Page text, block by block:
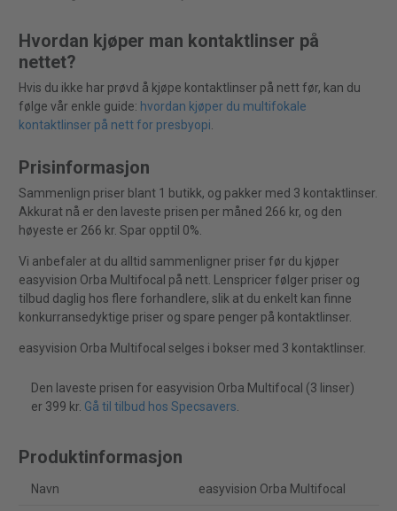
Hvordan kjøper man kontaktlinser på
nettet?
Hvis du ikke har prøvd å kjøpe kontaktlinser på nett før, kan du
følge vår enkle guide: hvordan kjøper du multifokale
kontaktlinser på nett for presbyopi.
Prisinformasjon
Sammenlign priser blant 1 butikk, og pakker med 3 kontaktlinser.
Akkurat nå er den laveste prisen per måned 266 kr, og den
høyeste er 266 kr. Spar opptil 0%.
Vi anbefaler at du alltid sammenligner priser før du kjøper
easyvision Orba Multifocal på nett. Lenspricer følger priser og
tilbud daglig hos flere forhandlere, slik at du enkelt kan finne
konkurransedyktige priser og spare penger på kontaktlinser.
easyvision Orba Multifocal selges i bokser med 3 kontaktlinser.
Den laveste prisen for easyvision Orba Multifocal (3 linser)
er 399 kr. Gå til tilbud hos Specsavers.
Produktinformasjon
Navn easyvision Orba Multifocal